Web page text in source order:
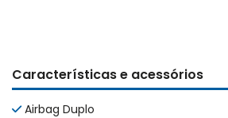
Características e acessórios
Airbag Duplo